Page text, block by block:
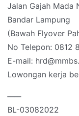
Jalan Gajah Mada
Bandar Lampung
(Bawah Flyover
No Telepon: 0812
E-mail:
Lowongan kerja
BL-03082022